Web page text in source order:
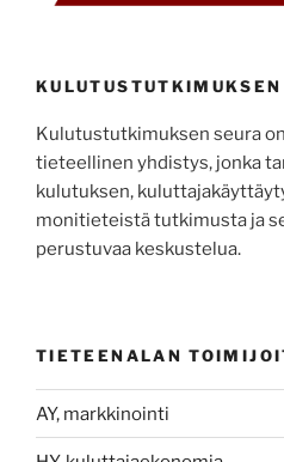
KULUTUSTUTKIMUKSEN
Kulutustutkimuksen seura
tieteellinen yhdistys, jonka
kulutuksen,
monitieteistä tutkimusta ja
perustuvaa keskustelua.
TIETEENALAN
AY, markkinointi